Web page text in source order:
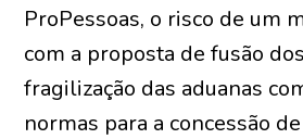
ProPessoas, o risco de um
com a proposta de fusão
fragilização das aduanas
normas para a concessão